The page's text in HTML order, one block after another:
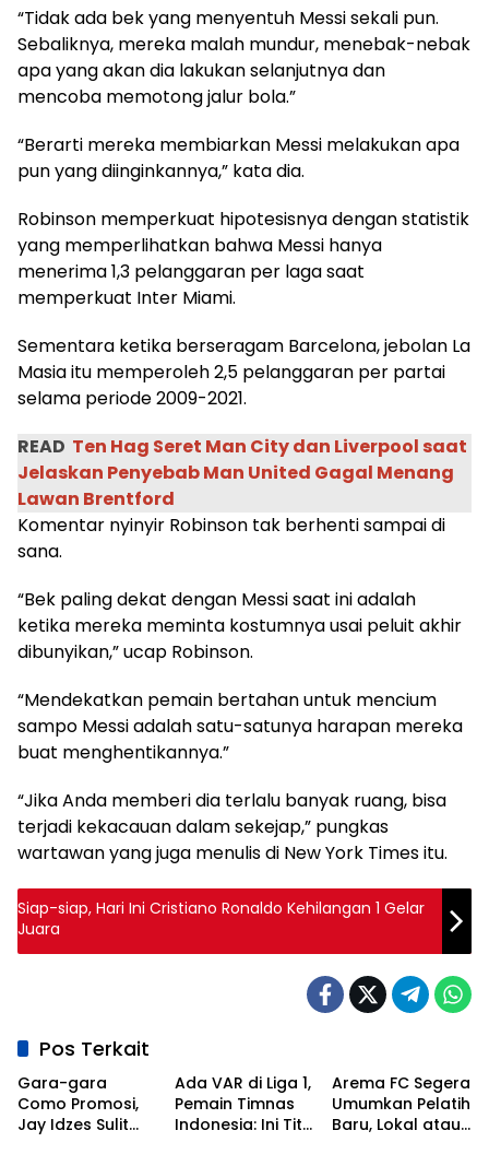
“Tidak ada bek yang menyentuh Messi sekali pun.
Sebaliknya, mereka malah mundur, menebak-nebak
apa yang akan dia lakukan selanjutnya dan
mencoba memotong jalur bola.”
“Berarti mereka membiarkan Messi melakukan apa
pun yang diinginkannya,” kata dia.
Robinson memperkuat hipotesisnya dengan statistik
yang memperlihatkan bahwa Messi hanya
menerima 1,3 pelanggaran per laga saat
memperkuat Inter Miami.
Sementara ketika berseragam Barcelona, jebolan La
Masia itu memperoleh 2,5 pelanggaran per partai
selama periode 2009-2021.
READ Ten Hag Seret Man City dan Liverpool saat
Jelaskan Penyebab Man United Gagal Menang
Lawan Brentford
Komentar nyinyir Robinson tak berhenti sampai di
sana.
“Bek paling dekat dengan Messi saat ini adalah
ketika mereka meminta kostumnya usai peluit akhir
dibunyikan,” ucap Robinson.
“Mendekatkan pemain bertahan untuk mencium
sampo Messi adalah satu-satunya harapan mereka
buat menghentikannya.”
“Jika Anda memberi dia terlalu banyak ruang, bisa
terjadi kekacauan dalam sekejap,” pungkas
wartawan yang juga menulis di New York Times itu.
Siap-siap, Hari Ini Cristiano Ronaldo Kehilangan 1 Gelar
Juara
Pos Terkait
Gara-gara
Como Promosi,
Jay Idzes Sulit
Ada VAR di Liga 1,
Pemain Timnas
Indonesia: Ini Titik
Arema FC Segera
Umumkan Pelatih
Baru, Lokal atau